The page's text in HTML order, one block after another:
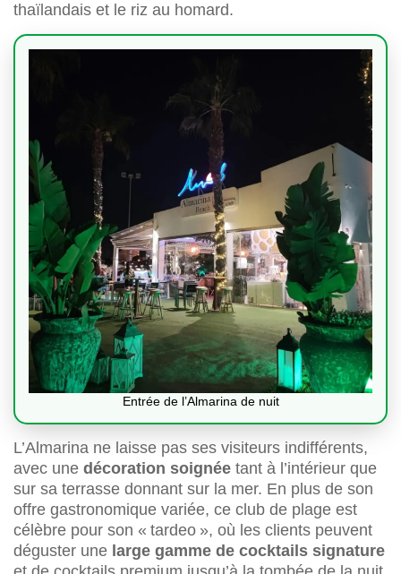
thaïlandais et le riz au homard.
Entrée de l’Almarina de nuit
L’Almarina ne laisse pas ses visiteurs indifférents,
avec une décoration soignée tant à l’intérieur que
sur sa terrasse donnant sur la mer. En plus de son
offre gastronomique variée, ce club de plage est
célèbre pour son « tardeo », où les clients peuvent
déguster une large gamme de cocktails signature